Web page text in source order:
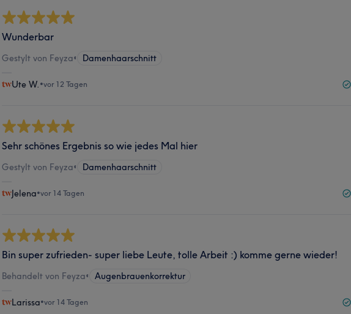
Wunderbar
Gestylt von Feyza• Damenhaarschnitt
Ute W. •vor 12 Tagen
Sehr schönes Ergebnis so wie jedes Mal hier
Gestylt von Feyza• Damenhaarschnitt
Jelena•vor 14 Tagen
Bin super zufrieden- super liebe Leute, tolle Arbeit :) komme gerne wieder!
Behandelt von Feyza• Augenbrauenkorrektur
Larissa•vor 14 Tagen